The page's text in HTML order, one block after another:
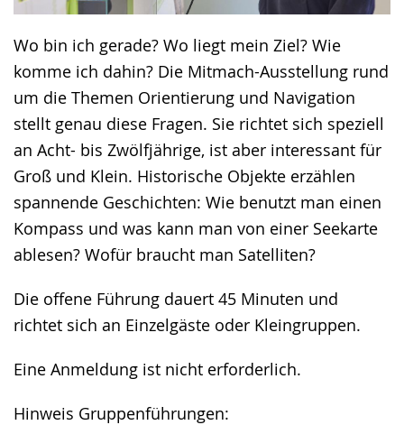
Wo bin ich gerade? Wo liegt mein Ziel? Wie
komme ich dahin? Die Mitmach-Ausstellung rund
um die Themen Orientierung und Navigation
stellt genau diese Fragen. Sie richtet sich speziell
an Acht- bis Zwölfjährige, ist aber interessant für
Groß und Klein. Historische Objekte erzählen
spannende Geschichten: Wie benutzt man einen
Kompass und was kann man von einer Seekarte
ablesen? Wofür braucht man Satelliten?
Die offene Führung dauert 45 Minuten und
richtet sich an Einzelgäste oder Kleingruppen.
Eine Anmeldung ist nicht erforderlich.
Hinweis Gruppenführungen: